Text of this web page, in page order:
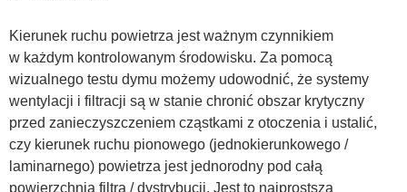
Kierunek ruchu powietrza jest ważnym czynnikiem
w każdym kontrolowanym środowisku. Za pomocą
wizualnego testu dymu możemy udowodnić, że systemy
wentylacji i filtracji są w stanie chronić obszar krytyczny
przed zanieczyszczeniem cząstkami z otoczenia i ustalić,
czy kierunek ruchu pionowego (jednokierunkowego /
laminarnego) powietrza jest jednorodny pod całą
powierzchnią filtra / dystrybucji. Jest to najprostsza